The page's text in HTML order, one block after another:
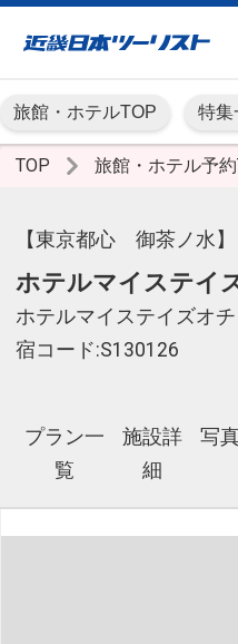
旅館・ホテルTOP 特集
TOP 旅館・ホテル予
【東京都心 御茶ノ水】
ホテルマイステイ
ホテルマイステイズオ
宿コード:S130126
プラン一
覧
施設詳
細
写